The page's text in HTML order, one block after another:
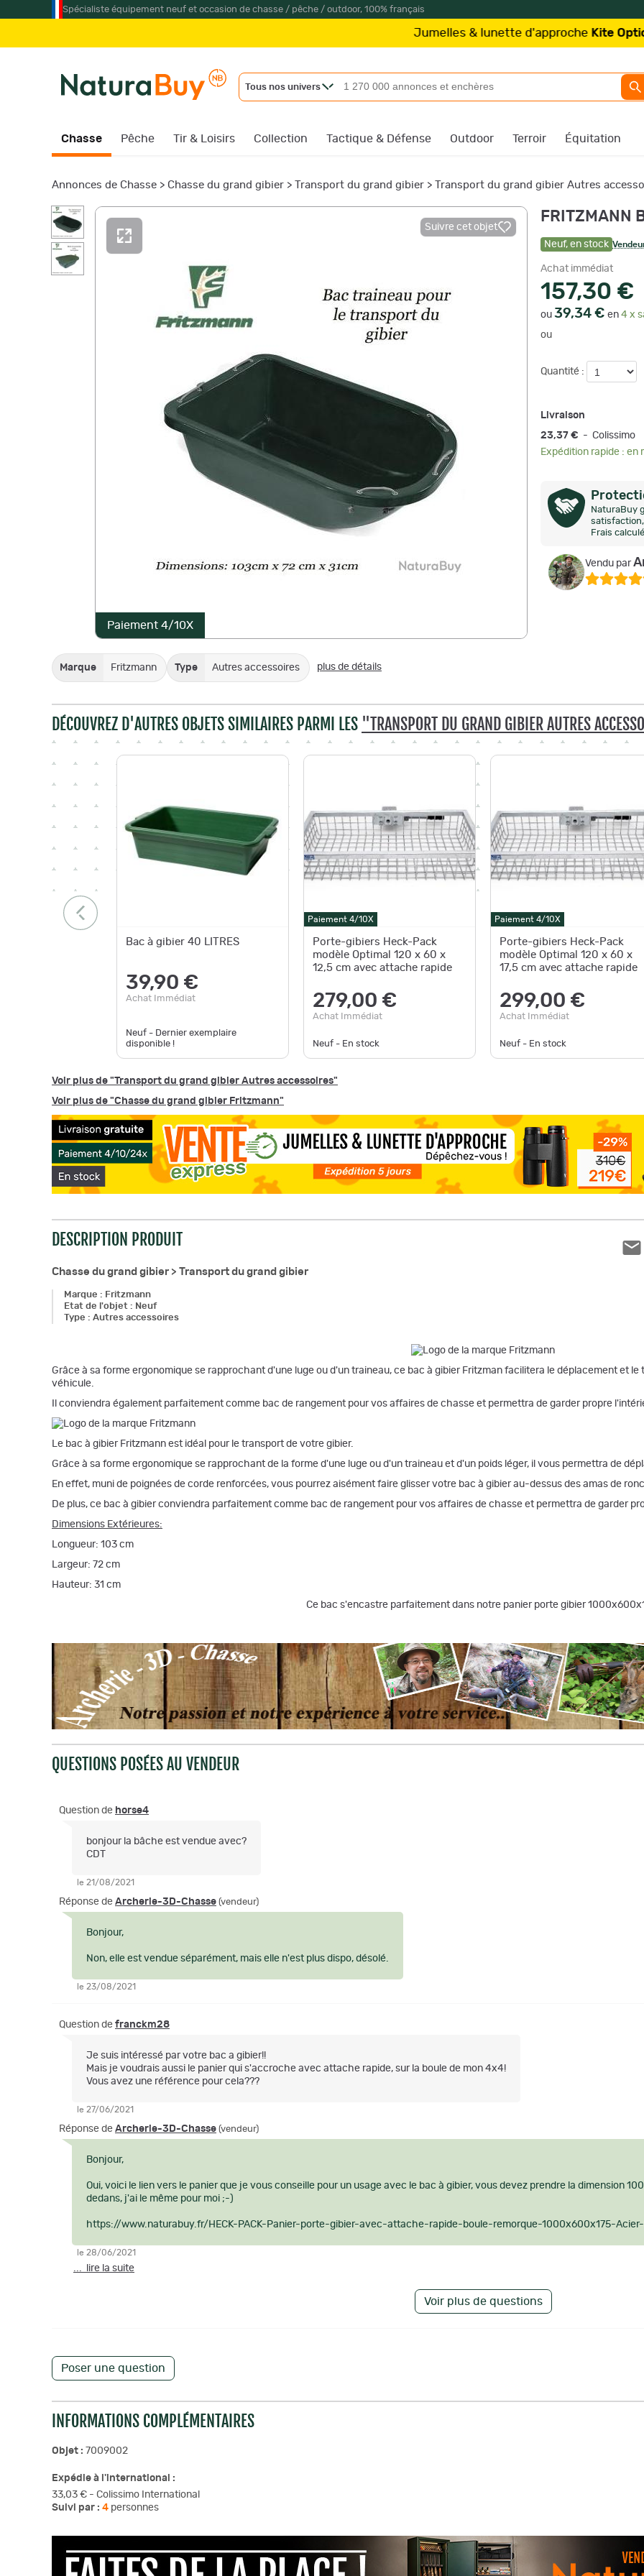
Spécialiste équipement neuf et occasion de chasse / pêche / outdoor, 100% français
Jumelles & lunette d'approcheKite Optics à partir
Tous nos univers
Chasse Pêche Tir & Loisirs Collection Tactique & Défense Outdoor Terroir Équitation
Annonces de Chasse > Chasse du grand gibier > Transport du grand gibier > Transport du grand gibier Autres
Paiement 4/10X
Suivre cet objet
Marque Fritzmann Type Autres accessoires plus de détails
Neuf, en stock
Achat immédiat
157,30 €
ou 39,34 € en 4 x
ou
Quantité :
Livraison
23,37 € - Colissimo
Expédition rapide : en
NaturaBuy
Frais
Vendu par
DÉCOUVREZ D'AUTRES OBJETS SIMILAIRES PARMI LES "TRANSPORT DU GRAND GIBIER AUTRES
Bac à gibier 40 LITRES
39,90 €
Achat Immédiat
Neuf - Dernier exemplaire
disponible !
Paiement 4/10X
Porte-gibiers Heck-Pack
modèle Optimal 120 x 60 x
12,5 cm avec attache rapide
279,00 €
Achat Immédiat
Neuf - En stock
Paiement 4/10X
Porte-gibiers Heck-Pack
modèle Optimal 120 x 60 x
17,5 cm avec attache rapide
299,00 €
Achat Immédiat
Neuf - En stock
Voir plus de "Transport du grand gibier Autres accessoires"
Voir plus de "Chasse du grand gibier Fritzmann"
DESCRIPTION PRODUIT
Chasse du grand gibier > Transport du grand gibier
Marque : Fritzmann
Etat de l'objet : Neuf
Type : Autres accessoires
Grâce à sa forme ergonomique se rapprochant d'une luge ou d'un traineau, ce bac à gibier Fritzman facilitera le déplacement et
véhicule.
Il conviendra également parfaitement comme bac de rangement pour vos affaires de chasse et permettra de garder propre
Le bac à gibier Fritzmann est idéal pour le transport de votre gibier.
Grâce à sa forme ergonomique se rapprochant de la forme d'une luge ou d'un traineau et d'un poids léger, il vous permettra de
En effet, muni de poignées de corde renforcées, vous pourrez aisément faire glisser votre bac à gibier au-dessus des amas de
De plus, ce bac à gibier conviendra parfaitement comme bac de rangement pour vos affaires de chasse et permettra de garder
Dimensions Extérieures:
Longueur: 103 cm
Largeur: 72 cm
Hauteur: 31 cm
Ce bac s'encastre parfaitement dans notre panier porte gibier
QUESTIONS POSÉES AU VENDEUR
Question de horse4
bonjour la bâche est vendue avec?
CDT
le 21/08/2021
Réponse de Archerie-3D-Chasse (vendeur)
Bonjour,
Non, elle est vendue séparément, mais elle n'est plus dispo, désolé.
le 23/08/2021
Question de franckm28
Je suis intéressé par votre bac a gibier!!
Mais je voudrais aussi le panier qui s'accroche avec attache rapide, sur la boule de mon 4x4!
Vous avez une référence pour cela???
le 27/06/2021
Réponse de Archerie-3D-Chasse (vendeur)
Bonjour,
Oui, voici le lien vers le panier que je vous conseille pour un usage avec le bac à gibier, vous devez prendre la dimension
dedans, j'ai le même pour moi ;-)
https://www.naturabuy.fr/HECK-PACK-Panier-porte-gibier-avec-attache-rapide-boule-remorque-1000x600x175-
le 28/06/2021
... lire la suite
Voir plus de questions
Poser une question
INFORMATIONS COMPLÉMENTAIRES
Objet : 7009002
Expédie à l'international :
33,03 € - Colissimo International
Suivi par : 4 personnes